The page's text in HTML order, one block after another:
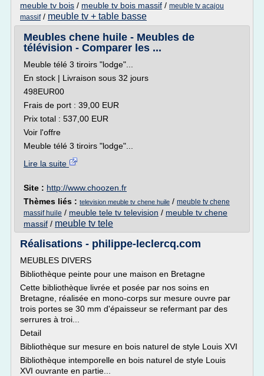
meuble tv bois / meuble tv bois massif / meuble tv acajou
massif/ meuble tv + table basse
Meubles chene huile - Meubles de
télévision - Comparer les ...
Meuble télé 3 tiroirs "lodge"...
En stock | Livraison sous 32 jours
498EUR00
Frais de port : 39,00 EUR
Prix total : 537,00 EUR
Voir l'offre
Meuble télé 3 tiroirs "lodge"...
Lire la suite
Site : http://www.choozen.fr
Thèmes liés : television meuble tv chene huile / meuble tv chene
massif huile / meuble tele tv television / meuble tv chene
massif / meuble tv tele
Réalisations - philippe-leclercq.com
MEUBLES DIVERS
Bibliothèque peinte pour une maison en Bretagne
Cette bibliothèque livrée et posée par nos soins en
Bretagne, réalisée en mono-corps sur mesure ouvre par
trois portes se 30 mm d'épaisseur se refermant par des
serrures à troi...
Detail
Bibliothèque sur mesure en bois naturel de style Louis XVI
Bibliothèque intemporelle en bois naturel de style Louis
XVI ouvrante en partie...